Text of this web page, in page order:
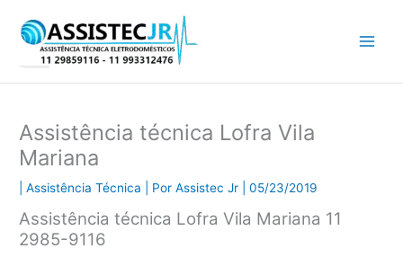
para
conteúdo
Assistência técnica Lofra Vila
Mariana
|Assistência Técnica | PorAssistec Jr |05/23/2019
Assistência técnica Lofra Vila Mariana 11
2985-9116